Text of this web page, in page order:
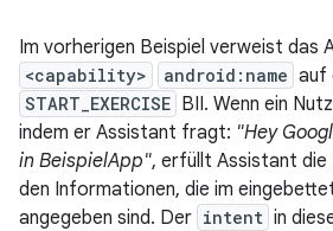
Im vorherigen Beispiel verweist das
<capability> android:name auf
START_EXERCISE BII. Wenn ein
indem er Assistant fragt: "Hey
in BeispielApp", erfüllt Assistant
den Informationen, die im
angegeben sind. Der intent in